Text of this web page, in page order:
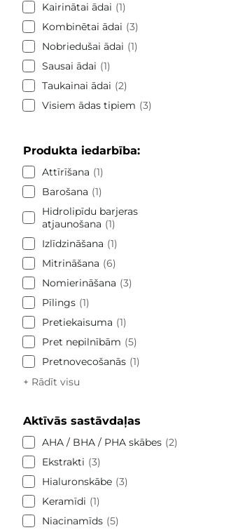
Kairinātai ādai
1
Kombinētai ādai
3
Nobriedušai ādai
1
Sausai ādai
1
Taukainai ādai
2
Visiem ādas tipiem
3
Produkta iedarbība:
Attīrīšana
1
Barošana
1
Hidrolipīdu barjeras
atjaunošana
1
Izlīdzināšana
1
Mitrināšana
6
Nomierināšana
3
Pīlings 1
Pretiekaisuma
1
Pret nepilnībām
5
Pretnovecošanās 1
+ Rādīt visu
Aktīvās sastāvdaļas
AHA / BHA / PHA skābes 2
Ekstrakti
3
Hialuronskābe 3
Keramīdi
1
Niacinamīds 5